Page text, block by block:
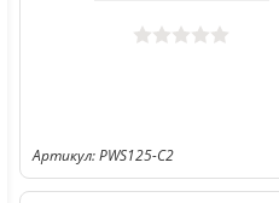
Артикул: PWS125-C2